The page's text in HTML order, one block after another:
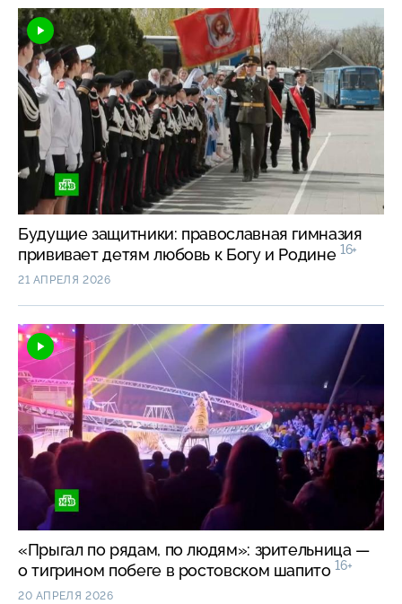
Будущие защитники: православная гимназия
прививает детям любовь к Богу и Родине 16+
21 АПРЕЛЯ 2026
«Прыгал по рядам, по людям»: зрительница —
о тигрином побеге в ростовском шапито 16+
20 АПРЕЛЯ 2026